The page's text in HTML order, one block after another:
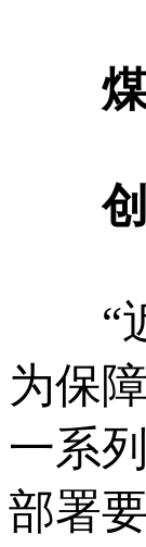
创
“近
为保
一系
部署